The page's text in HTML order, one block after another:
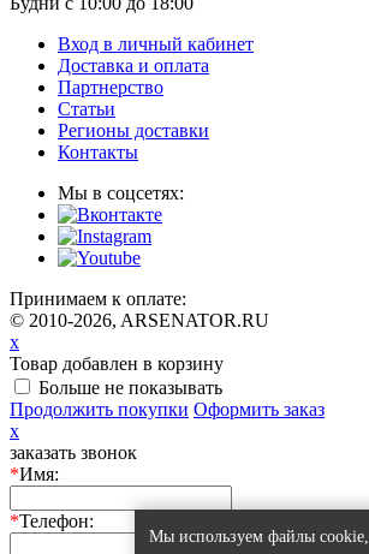
Мы используем файлы cookie,
Вход в личный кабинет
Доставка и оплата
Партнерство
Статьи
Регионы доставки
Контакты
Мы в соцсетях:
Принимаем к оплате:
© 2010-2026, ARSENATOR.RU
x
Товар добавлен в корзину
Больше не показывать
Продолжить покупки Оформить заказ
x
заказать звонок
*Имя:
*Телефон: